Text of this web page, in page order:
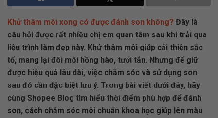
Khử thâm môi xong có được đánh son không? Đây là
câu hỏi được rất nhiều chị em quan tâm sau khi trải qua
liệu trình làm đẹp này. Khử thâm môi giúp cải thiện sắc
tố, mang lại đôi môi hồng hào, tươi tắn. Nhưng để giữ
được hiệu quả lâu dài, việc chăm sóc và sử dụng son
sau đó cần đặc biệt lưu ý. Trong bài viết dưới đây, hãy
cùng Shopee Blog tìm hiểu thời điểm phù hợp để đánh
son, cách chăm sóc môi chuẩn khoa học giúp lên màu